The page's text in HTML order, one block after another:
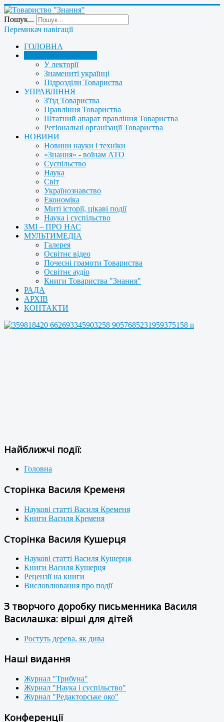
Пошук...
Перемикач навігації
ГОЛОВНА
У лекторії
Знамениті українці
Підрозділи Товариства
УПРАВЛІННЯ
З'їзд Товариства
Правління Товариства
Штатний апарат правління Товариства
Регіональні організації Товариства
НОВИНИ
Новини науки і техніки
«Знання» - воїнам АТО
Суспільство
Наука
Світ
Українознавство
Економіка
Миті історії, цікаві події
Наука і суспільство
ЗМІ – ПРО НАС
МУЛЬТИМЕДІА
Галерея
Освітнє відео
Почесні грамоти Товариства
Освітнє аудіо
Книги Товариства "Знання"
РАДА
АРХІВ
КОНТАКТИ
Найближчі події:
Головна
Сторінка Василя Кременя
Наукові статті Василя Кременя
Книги Василя Кременя
Сторінка Василя Кушерця
Наукові статті Василя Кушерця
Книги Василя Кушерця
Рецензії на книги
Висловлювання про події
З творчого доробку письменника Василя
Василашка: вірші для дітей
Ростуть дерева, як дива
Наші видання
Журнал "Трибуна"
Журнал "Наука і суспільство"
Журнал "Редакторське око"
Конференції